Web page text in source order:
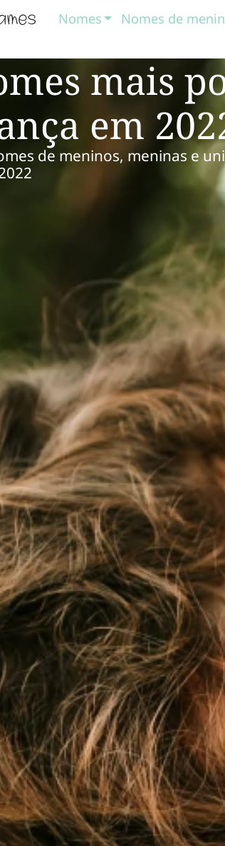
Nomes Nomes de
mais
em
de meninos, meninas e